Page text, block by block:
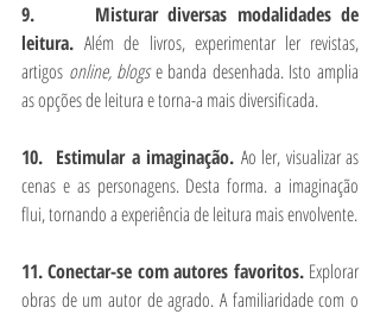
9.      Misturar diversas modalidades de
leitura. Além de livros, experimentar ler revistas,
artigos online, blogs e banda desenhada. Isto amplia
as opções de leitura e torna-a mais diversificada.
10.  Estimular a imaginação. Ao ler, visualizar as
cenas e as personagens. Desta forma. a imaginação
flui, tornando a experiência de leitura mais envolvente.
11. Conectar-se com autores favoritos. Explorar
obras de um autor de agrado. A familiaridade com o